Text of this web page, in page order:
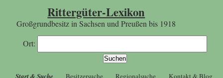
Rittergüter-Lexikon
Großgrundbesitz in Sachsen und Preußen bis 1918
Ort:
Start & Suche Besitzersuche Regionalsuche Kontakt & Blog